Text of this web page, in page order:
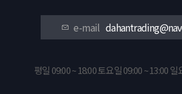
e-mail
평일 09:00 ~ 18:00 토요일 09:00 ~ 13:00